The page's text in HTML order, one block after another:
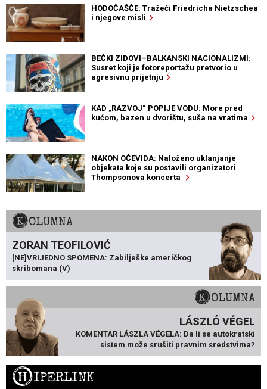
HODOČAŠĆE: Tražeći Friedricha Nietzschea
i njegove misli
BEČKI ZIDOVI–BALKANSKI NACIONALIZMI:
Susret koji je fotoreportažu pretvorio u
agresivnu prijetnju
KAD „RAZVOJ“ POPIJE VODU: More pred
kućom, bazen u dvorištu, suša na vratima
NAKON OČEVIDA: Naloženo uklanjanje
objekata koje su postavili organizatori
Thompsonova koncerta
KOLUMNA
ZORAN TEOFILOVIĆ
[NE]VRIJEDNO SPOMENA: Zabilješke američkog
skribomana (V)
KOLUMNA
LÁSZLÓ VÉGEL
KOMENTAR LÁSZLA VÉGELA: Da li se autokratski
sistem može srušiti pravnim sredstvima?
HIPERLINK